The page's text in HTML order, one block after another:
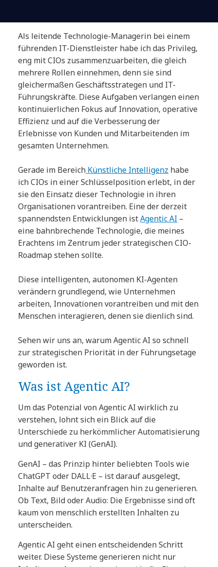
Als leitende Technologie-Managerin bei einem
führenden IT-Dienstleister habe ich das Privileg,
eng mit CIOs zusammenzuarbeiten, die gleich
mehrere Rollen einnehmen, denn sie sind
gleichermaßen Geschäftsstrategen und IT-
Führungskräfte. Diese Aufgaben verlangen einen
kontinuierlichen Fokus auf Innovation, operative
Effizienz und auf die Verbesserung der
Erlebnisse von Kunden und Mitarbeitenden im
gesamten Unternehmen.
Gerade im Bereich Künstliche Intelligenz habe
ich CIOs in einer Schlüsselposition erlebt, in der
sie den Einsatz dieser Technologie in ihren
Organisationen vorantreiben. Eine der derzeit
spannendsten Entwicklungen istAgentic AI –
eine bahnbrechende Technologie, die meines
Erachtens im Zentrum jeder strategischen CIO-
Roadmap stehen sollte.
Diese intelligenten, autonomen KI-Agenten
verändern grundlegend, wie Unternehmen
arbeiten, Innovationen vorantreiben und mit den
Menschen interagieren, denen sie dienlich sind.
Sehen wir uns an, warum Agentic AI so schnell
zur strategischen Priorität in der Führungsetage
geworden ist.
Was ist Agentic AI?
Um das Potenzial von Agentic AI wirklich zu
verstehen, lohnt sich ein Blick auf die
Unterschiede zu herkömmlicher Automatisierung
und generativer KI (GenAI).
GenAI – das Prinzip hinter beliebten Tools wie
ChatGPT oder DALL·E – ist darauf ausgelegt,
Inhalte auf Benutzeranfragen hin zu generieren.
Ob Text, Bild oder Audio: Die Ergebnisse sind oft
kaum von menschlich erstellten Inhalten zu
unterscheiden.
Agentic AI geht einen entscheidenden Schritt
weiter. Diese Systeme generieren nicht nur